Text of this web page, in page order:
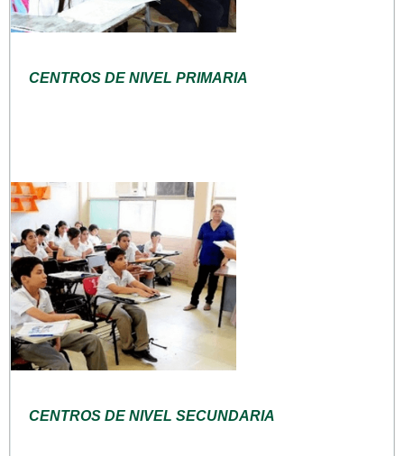
CENTROS DE NIVEL PRIMARIA
CENTROS DE NIVEL SECUNDARIA